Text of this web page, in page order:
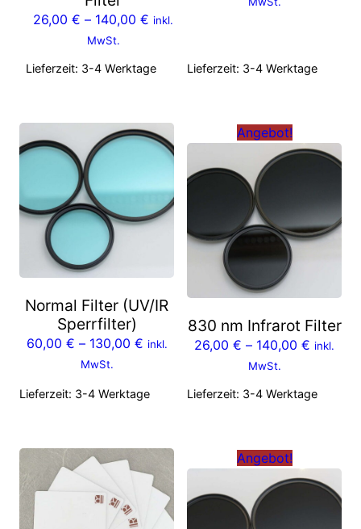
26,00 € – 140,00 € inkl.
MwSt.
Lieferzeit: 3-4 Werktage Lieferzeit: 3-4 Werktage
Normal Filter (UV/IR
Sperrfilter)
60,00 € – 130,00 € inkl.
MwSt.
Lieferzeit: 3-4 Werktage
Angebot!
830 nm Infrarot Filter
26,00 € – 140,00 € inkl.
MwSt.
Lieferzeit: 3-4 Werktage
Angebot!